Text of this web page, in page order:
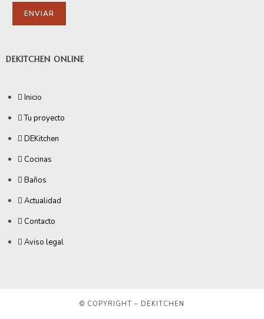
DEKITCHEN ONLINE
Inicio
Tu proyecto
DEKitchen
Cocinas
Baños
Actualidad
Contacto
Aviso legal
© COPYRIGHT – DEKITCHEN